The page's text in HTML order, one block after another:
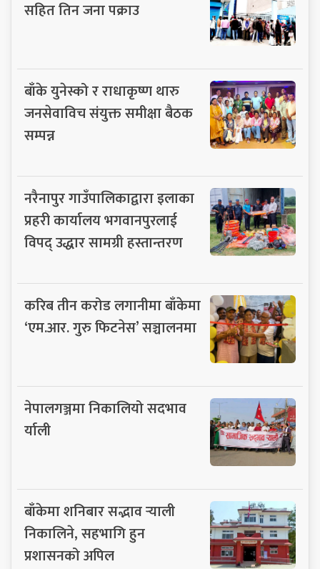
सहित तिन जना पक्राउ
बाँके युनेस्को र राधाकृष्ण थारु
जनसेवाविच संयुक्त समीक्षा बैठक
सम्पन्न
नरैनापुर गाउँपालिकाद्वारा इलाका
प्रहरी कार्यालय भगवानपुरलाई
विपद् उद्धार सामग्री हस्तान्तरण
करिब तीन करोड लगानीमा बाँकेमा
‘एम.आर. गुरु फिटनेस’ सञ्चालनमा
नेपालगञ्जमा निकालियो सदभाव
र्याली
बाँकेमा शनिबार सद्भाव र्‍याली
निकालिने, सहभागि हुन
प्रशासनको अपिल